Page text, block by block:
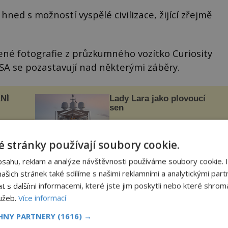
s možností vyspělé civilizace, žijící zřejmě
fotografie z průzkumného vozítko Curiosity
se pozastavují nad některými záběry.
Lady Lara jako plovoucí
sen
efektivním. Dokonalost v každém
detailu představuje značka Fendi
Casa, kterou byly vybaveny její
paluby. Monacký přístav nabízí
každoročn...
rezidenceonline.cz
dojem asociace s pozemskými věcmi, jako
objevují se i jiné, nad kterými nelze úplně
stránky používají soubory cookie.
reklam a analýze návštěvnosti používáme soubory cookie.
stránek také sdílíme s našimi reklamními a analytickými
s dalšími informacemi, které jste jim poskytli nebo které
Více informací
PARTNERY (1616) →